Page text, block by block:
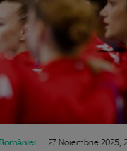
27 Noiembrie 2025,